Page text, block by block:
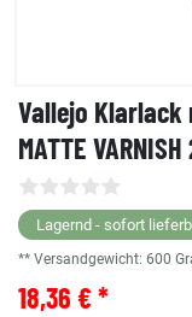
Vallejo Klarlack
MATTE
Lagernd - sofort
** Versandgewicht: 600
18,36 € *